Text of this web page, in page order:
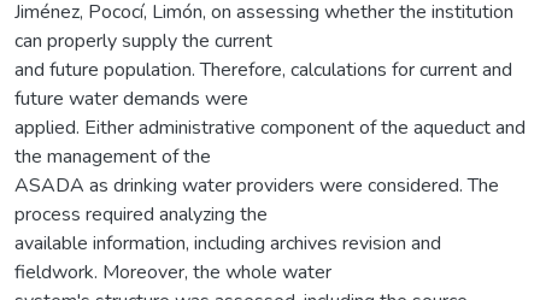
Jiménez, Pococí, Limón, on assessing whether the institution
can properly supply the current
and future population. Therefore, calculations for current and
future water demands were
applied. Either administrative component of the aqueduct and
the management of the
ASADA as drinking water providers were considered. The
process required analyzing the
available information, including archives revision and
fieldwork. Moreover, the whole water